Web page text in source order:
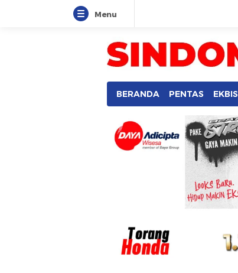
Menu
SINDOMANADO
Informatif dan Edukatif
BERANDA PENTAS EKBIS